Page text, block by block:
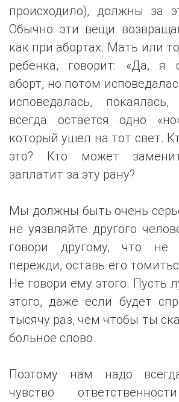
происходило), должны за
Обычно эти вещи
как при абортах. Мать или
ребенка, говорит: «Да, я
аборт, но потом
исповедалась,
всегда остается одно
который ушел на тот свет.
это? Кто может
заплатит за эту рану?
Мы должны быть очень
не уязвляйте другого
говори другому, что не
пережди, оставь его
Не говори ему этого. Пусть
этого, даже если будет
тысячу раз, чем чтобы ты
больное слово.
Поэтому нам надо
чувство